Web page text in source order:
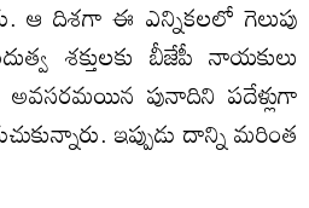
ఆ దిశగా ఈ ఎన్నికలలో గెలుపు
శక్తులకు బీజేపీ నాయకులు
అవసరమయిన పునాదిని పదేళ్లుగా
ఇప్పుడు దాన్ని మరింత